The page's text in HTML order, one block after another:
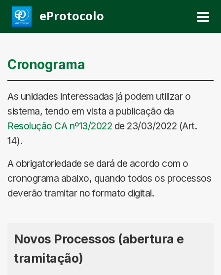
eProtocolo
Cronograma
As unidades interessadas já podem utilizar o
sistema, tendo em vista a publicação da
Resolução CA nº13/2022 de 23/03/2022 (Art.
14).
A obrigatoriedade se dará de acordo com o
cronograma abaixo, quando todos os processos
deverão tramitar no formato digital.
Novos Processos (abertura e
tramitação)